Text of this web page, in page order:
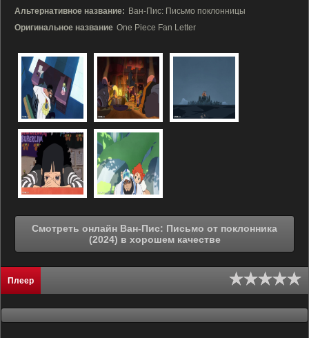
Альтернативное название: Ван-Пис: Письмо поклонницы
Оригинальное название One Piece Fan Letter
Смотреть онлайн Ван-Пис: Письмо от поклонника
(2024) в хорошем качестве
Плеер